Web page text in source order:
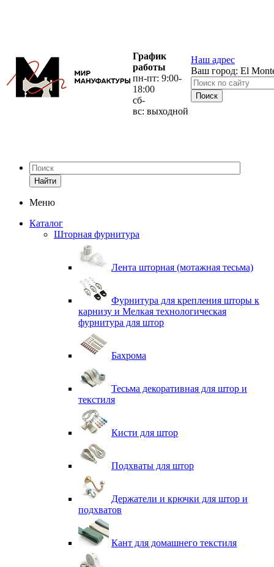
График
работы
пн-пт: 9:00-
18:00
сб-
вс: выходной
Наш адрес
Ваш город: El
Найти
Меню
Каталог
Шторная фурнитура
Лента шторная (мотажная тесьма)
Фурнитура для крепления шторы к
карнизу и Мелкая технологическая
фурнитура для штор
Бахрома
Тесьма декоративная для штор и
текстиля
Кисти для штор
Подхваты для штор
Держатели и крючки для штор и
подхватов
Кант для домашнего текстиля